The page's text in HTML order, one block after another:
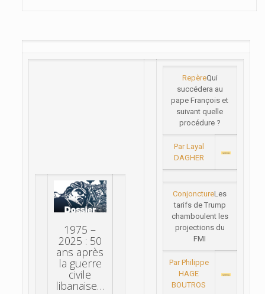
1975 –
2025 : 50
ans après
la guerre
civile
libanaise…
RepèreQui
succédera au
pape François et
suivant quelle
procédure ?
Par Layal
DAGHER
ConjonctureLes
tarifs de Trump
chamboulent les
projections du
FMI
Par Philippe
HAGE
BOUTROS